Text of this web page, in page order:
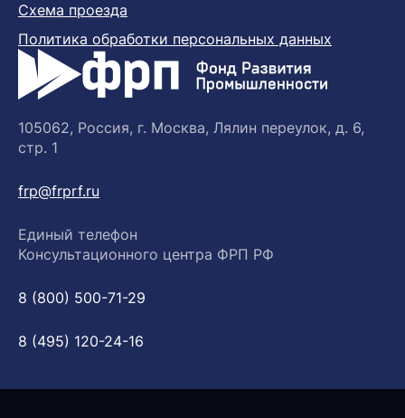
Схема проезда
Политика обработки персональных данных
105062, Россия, г. Москва, Лялин переулок, д. 6,
стр. 1
frp@frprf.ru
Единый телефон
Консультационного центра ФРП РФ
8 (800) 500-71-29
8 (495) 120-24-16